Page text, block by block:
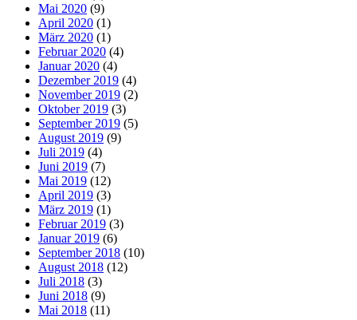
Mai 2020 (9)
April 2020 (1)
März 2020 (1)
Februar 2020 (4)
Januar 2020 (4)
Dezember 2019 (4)
November 2019 (2)
Oktober 2019 (3)
September 2019 (5)
August 2019 (9)
Juli 2019 (4)
Juni 2019 (7)
Mai 2019 (12)
April 2019 (3)
März 2019 (1)
Februar 2019 (3)
Januar 2019 (6)
September 2018 (10)
August 2018 (12)
Juli 2018 (3)
Juni 2018 (9)
Mai 2018 (11)